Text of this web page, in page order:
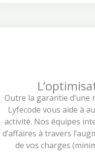
Outre la garantie
Lyfecode vous aide à
activité. Nos équipes
d’affaires à travers
de vos charges